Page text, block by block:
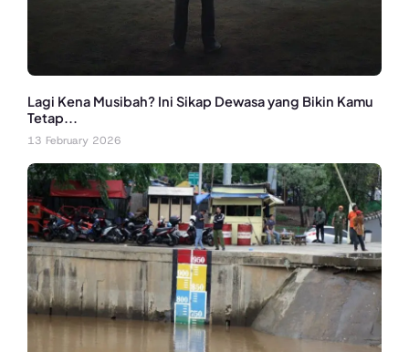
Lagi Kena Musibah? Ini Sikap Dewasa yang Bikin Kamu
Tetap...
13 February 2026